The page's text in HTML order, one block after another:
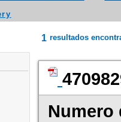
1 resultados
Numero